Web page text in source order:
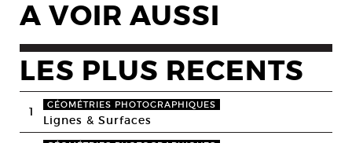
A VOIR AUSSI
LES PLUS RECENTS
1 GÉOMÉTRIES PHOTOGRAPHIQUES
Lignes & Surfaces